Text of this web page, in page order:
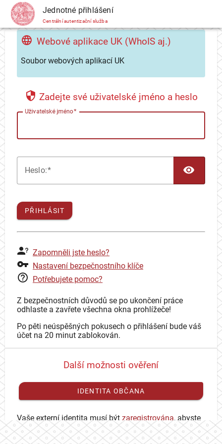
CAS Jednotné přihlášení
Centrální autentizační služba
Webové aplikace UK (WhoIS aj.)
Soubor webových aplikací UK
Zadejte své uživatelské jméno a heslo
Uživatelské jméno
Heslo:
PŘIHLÁSIT
Zapomněli jste heslo?
Nastavení bezpečnostního klíče
Potřebujete pomoc?
Z bezpečnostních důvodů se po ukončení práce
odhlaste a zavřete všechna okna prohlížeče!
Po pěti neúspěšných pokusech o přihlášení bude váš
účet na 20 minut zablokován.
Další možnosti ověření
IDENTITA OBČANA
Vaše externí identita musí být zaregistrována, abyste
se mohli přihlásit ke svému CAS účtu.